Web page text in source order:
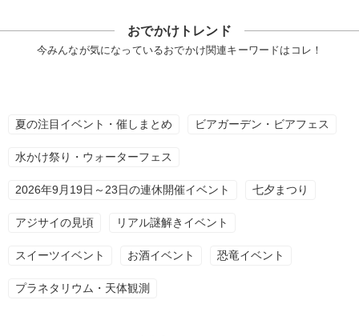
おでかけトレンド
今みんなが気になっているおでかけ関連キーワードはコレ！
夏の注目イベント・催しまとめ ビアガーデン・ビアフェス
水かけ祭り・ウォーターフェス
2026年9月19日～23日の連休開催イベント 七夕まつり
アジサイの見頃 リアル謎解きイベント
スイーツイベント お酒イベント 恐竜イベント
プラネタリウム・天体観測